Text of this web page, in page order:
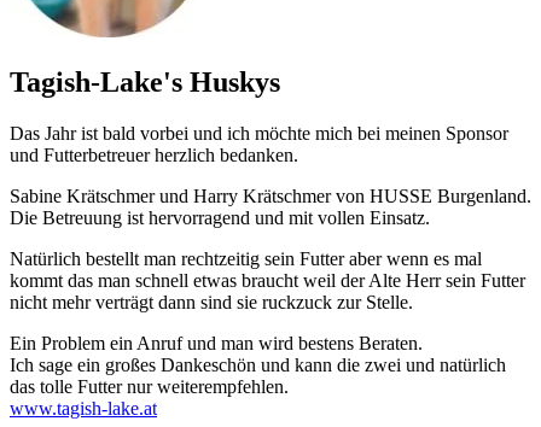
Tagish-Lake's Huskys
Das Jahr ist bald vorbei und ich möchte mich bei meinen Sponsor
und Futterbetreuer herzlich bedanken.
Sabine Krätschmer und Harry Krätschmer von HUSSE Burgenland.
Die Betreuung ist hervorragend und mit vollen Einsatz.
Natürlich bestellt man rechtzeitig sein Futter aber wenn es mal
kommt das man schnell etwas braucht weil der Alte Herr sein Futter
nicht mehr verträgt dann sind sie ruckzuck zur Stelle.
Ein Problem ein Anruf und man wird bestens Beraten.
Ich sage ein großes Dankeschön und kann die zwei und natürlich
das tolle Futter nur weiterempfehlen.
www.tagish-lake.at